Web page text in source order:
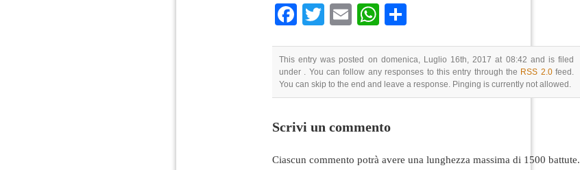
Facebook
TwitterEmailWhatsApp
This entry was posted on domenica, Luglio 16th, 2017 at 08:42 and is filed
under . You can follow any responses to this entry through the RSS 2.0feed.
You can skip to the end and leave a response. Pinging is currently not allowed.
Scrivi un commento
Ciascun commento potrà avere una lunghezza massima di 1500 battute.